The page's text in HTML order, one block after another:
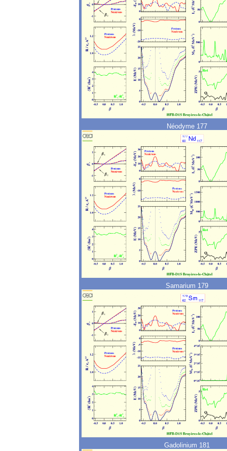
Néodyme 177
Samarium 179
Gadolinium 181